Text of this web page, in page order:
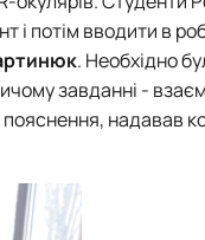
потім вводити в
. Необхідно
завданні -
надавав